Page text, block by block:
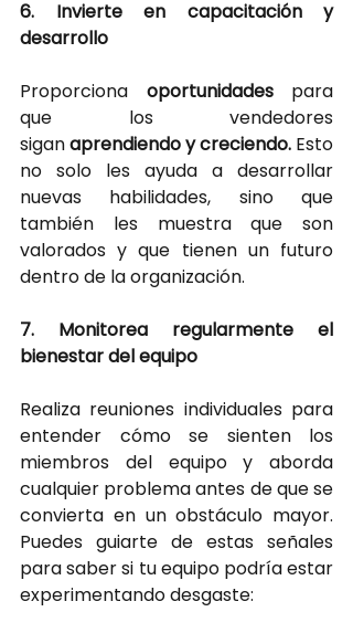
6. Invierte en capacitación y
desarrollo
Proporciona oportunidades para
que los vendedores
siganaprendiendo y creciendo. Esto
no solo les ayuda a desarrollar
nuevas habilidades, sino que
también les muestra que son
valorados y que tienen un futuro
dentro de la organización.
7. Monitorea regularmente el
bienestar del equipo
Realiza reuniones individuales para
entender cómo se sienten los
miembros del equipo y aborda
cualquier problema antes de que se
convierta en un obstáculo mayor.
Puedes guiarte de estas señales
para saber si tu equipo podría estar
experimentando desgaste: